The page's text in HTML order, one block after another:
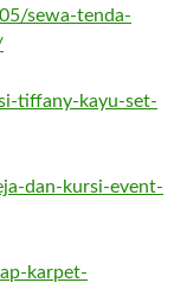
sewa-tenda-
tiffany-kayu-set-
dan-kursi-event-
karpet-